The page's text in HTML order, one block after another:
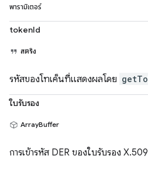
พารามิเตอร์
tokenId
สตริง
รหัสของโทเค็นที่แสดงผลโดย
ใบรับรอง
ArrayBuffer
การเข้ารหัส DER ของใบรับรอง X.509